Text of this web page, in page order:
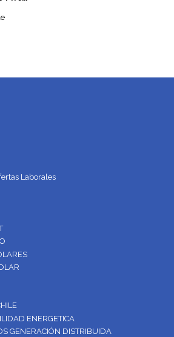
Laborales
ENERGETICA
GENERACIÓN DISTRIBUIDA